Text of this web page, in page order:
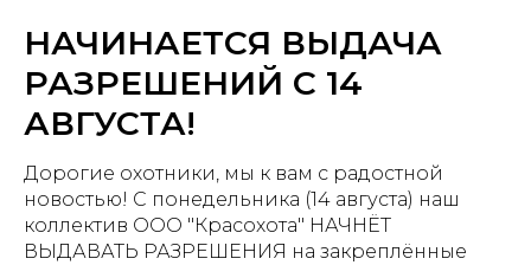
НАЧИНАЕТСЯ ВЫДАЧА
РАЗРЕШЕНИЙ С 14
АВГУСТА!
Дорогие охотники, мы к вам с радостной
новостью! С понедельника (14 августа) наш
коллектив ООО "Красохота" НАЧНЁТ
ВЫДАВАТЬ РАЗРЕШЕНИЯ на закреплённые